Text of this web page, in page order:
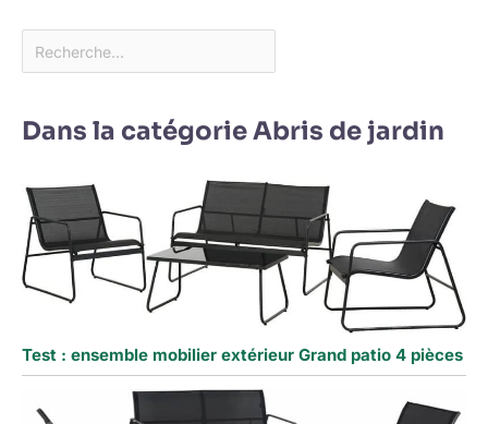
Dans la catégorie Abris de jardin
Test : ensemble mobilier extérieur Grand patio 4 pièces